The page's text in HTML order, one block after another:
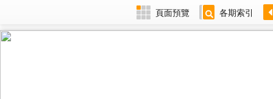
頁面預覽 各期索引